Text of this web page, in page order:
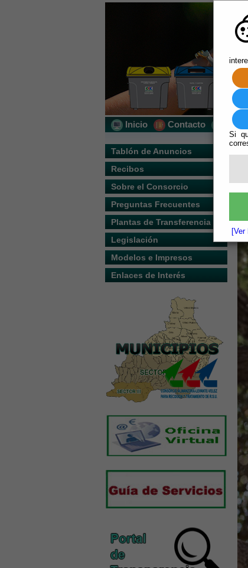
Si
Inicio Contacto
Tablón de Anuncios
Recibos
Sobre el Consorcio
Preguntas Frecuentes
Plantas de Transferencia
Legislación
Modelos e Impresos
Enlaces de Interés